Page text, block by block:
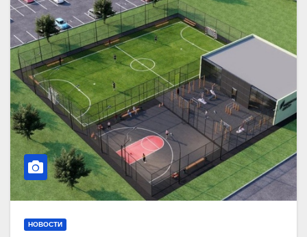
НОВОСТИ